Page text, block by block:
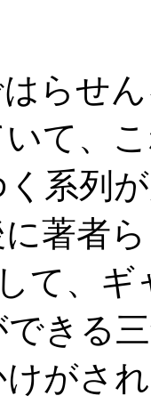
らせ
いて、
系列
著者
して、
できる
がさ